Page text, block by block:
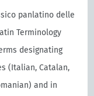
panlatino delle
Terminology
designating
(Italian, Catalan,
and in